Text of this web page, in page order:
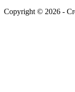
Copyright © 2026 -